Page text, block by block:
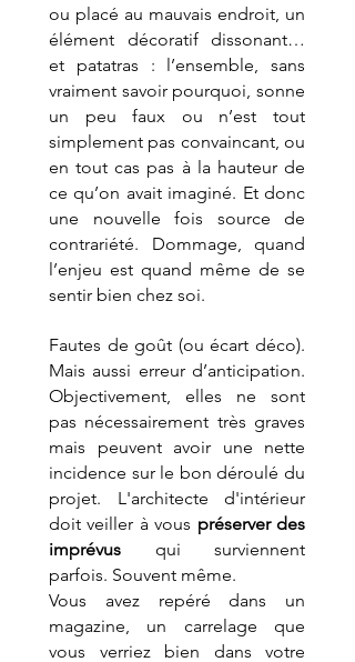
ou placé au mauvais endroit, un
élément décoratif dissonant…
et patatras : l’ensemble, sans
vraiment savoir pourquoi, sonne
un peu faux ou n’est tout
simplement pas convaincant, ou
en tout cas pas à la hauteur de
ce qu’on avait imaginé. Et donc
une nouvelle fois source de
contrariété. Dommage, quand
l’enjeu est quand même de se
sentir bien chez soi.
Fautes de goût (ou écart déco).
Mais aussi erreur d’anticipation.
Objectivement, elles ne sont
pas nécessairement très graves
mais peuvent avoir une nette
incidence sur le bon déroulé du
projet. L'architecte d'intérieur
doit veiller à vous préserver des
imprévus qui surviennent
parfois. Souvent même.
Vous avez repéré dans un
magazine, un carrelage que
vous verriez bien dans votre